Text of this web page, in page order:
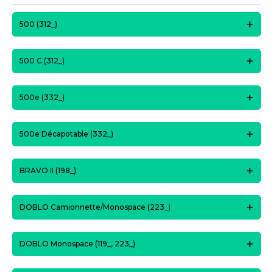
500 (312_)
500 C (312_)
500e (332_)
500e Décapotable (332_)
BRAVO II (198_)
DOBLO Camionnette/Monospace (223_)
DOBLO Monospace (119_, 223_)